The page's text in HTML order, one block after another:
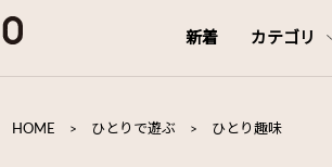
新着 カテゴリ
HOME > ひとりで遊ぶ > ひとり趣味